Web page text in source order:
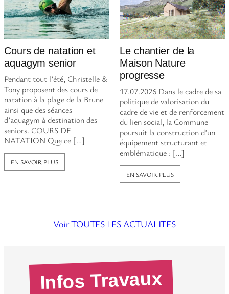
Cours de natation et
aquagym senior
Pendant tout l’été, Christelle &
Tony proposent des cours de
natation à la plage de la Brune
ainsi que des séances
d’aquagym à destination des
seniors. COURS DE
NATATION Que ce […]
EN SAVOIR PLUS
Le chantier de la
Maison Nature
progresse
17.07.2026 Dans le cadre de sa
politique de valorisation du
cadre de vie et de renforcement
du lien social, la Commune
poursuit la construction d’un
équipement structurant et
emblématique : […]
EN SAVOIR PLUS
Voir TOUTES LES ACTUALITES
Infos Travaux